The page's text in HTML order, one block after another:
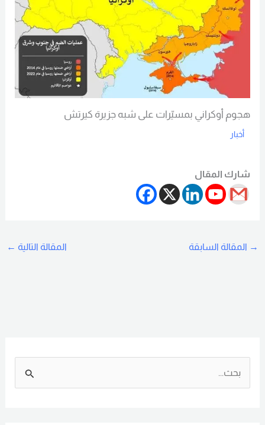
هجوم أوكراني بمسيّرات على شبه جزيرة كيرتش
أخبار
شارك المقال
→المقالة السابقة المقالة التالية ←